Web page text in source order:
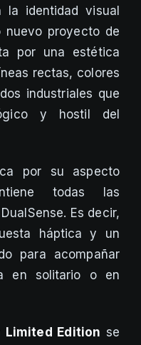
la identidad visual
nuevo proyecto de
por una estética
rectas, colores
industriales que
y hostil del
por su aspecto
todas las
Es decir,
háptica y un
para acompañar
en solitario o en
Limited Edition se